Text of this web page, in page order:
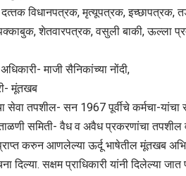
विधानपत्रक, मृत्‍यूपत्रक, इच्‍छापत्रक,
शेतवारपत्रक, वसुली बाकी, ऊल्‍ला
माजी सैनिकांच्‍या नोंदी,
मूंतखब
सेवा तपशील- सन 1967 पूर्वीचे कर्मचा-यांचा
समिती- वैध व अवैध प्रकरणांचा तपशील
करुन आणलेल्‍या ऊर्दू भाषेतील मूंतखब
दिल्‍या. सक्षम प्राधिकारी यांनी दिलेल्‍या